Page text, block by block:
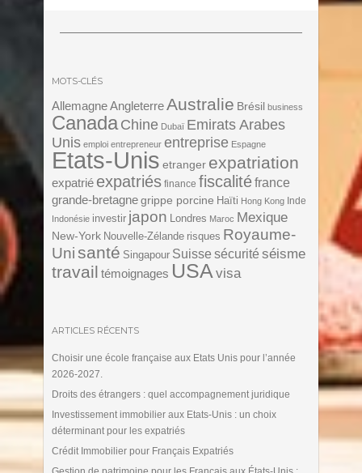
MOTS-CLÉS
Allemagne AngleterreAustralie Brésil business
Canada Chine Dubaï Emirats Arabes
Unis emploi entrepreneur entreprise Espagne
Etats-Unis etranger expatriation
expatrié expatriés finance fiscalitéfrance
grande-bretagne grippe porcine Haïti Hong Kong Inde
Indonésie investir japon Londres Maroc Mexique
New-York Nouvelle-Zélande risques Royaume-
Unisanté Singapour Suisse sécurité séisme
travail témoignages USA visa
ARTICLES RÉCENTS
Choisir une école française aux Etats Unis pour l’année
2026-2027.
Droits des étrangers : quel accompagnement juridique
Investissement immobilier aux Etats-Unis : un choix
déterminant pour les expatriés
Crédit Immobilier pour Français Expatriés